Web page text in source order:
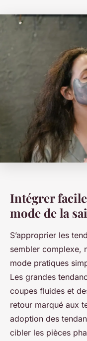
Intégrer
mode de la
S’approprier les
sembler complexe,
mode pratiques
Les grandes
coupes fluides et
retour marqué aux
adoption des
cibler les pièces